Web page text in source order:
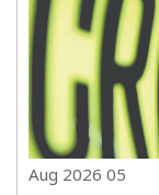
05 Aug 2026